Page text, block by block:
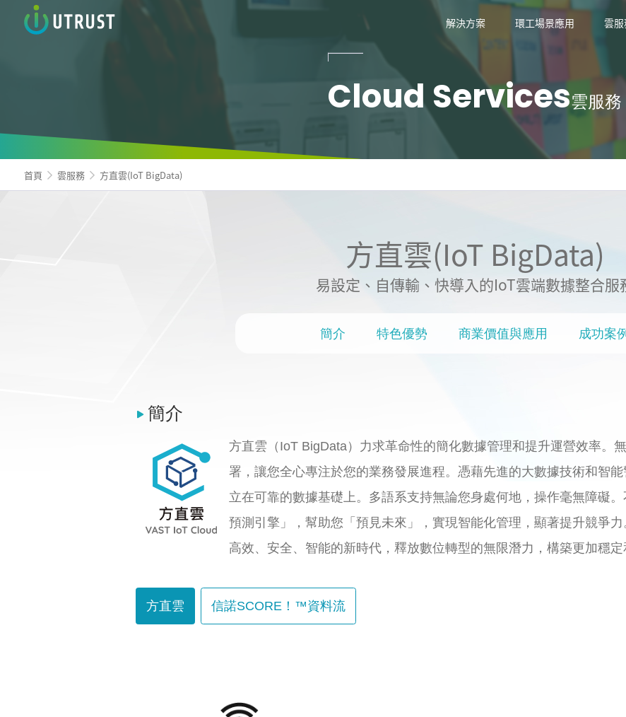
信諾科技 解決方案 環工場景應用 雲
Cloud Services雲服務
首頁 雲服務 方直雲(IoT BigData)
方直雲(IoT BigData)
易設定、自傳輸、快導入的IoT雲端數據整合服
簡介 特色優勢 商業價值與應用 成功案例
簡介
方直雲（IoT BigData）力求革命性的簡化數據管理和提升運營效率。
署，讓您全心專注於您的業務發展進程。憑藉先進的大數據技術和智
立在可靠的數據基礎上。多語系支持無論您身處何地，操作毫無障礙
預測引擎」，幫助您「預見未來」，實現智能化管理，顯著提升競爭
高效、安全、智能的新時代，釋放數位轉型的無限潛力，構築更加穩定
方直雲 信諾SCORE！™資料流